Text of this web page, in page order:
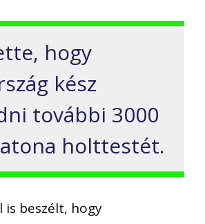
hogy
kész
további 3000
holttestét.
is beszélt, hogy